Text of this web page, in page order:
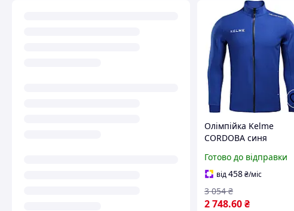
Олімпійка Kelme
CORDOBA синя
Готово до відправки
від458₴/міс
2 748.60₴
3 054 ₴